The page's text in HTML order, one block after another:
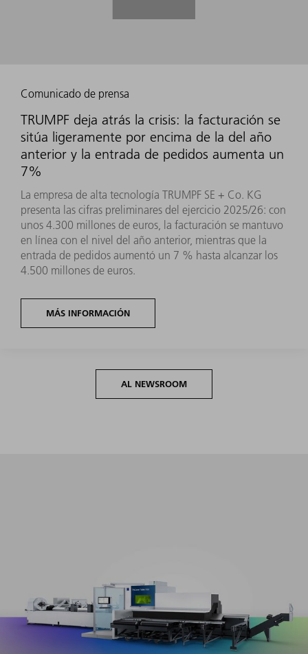
Comunicado de prensa
TRUMPF deja atrás la crisis: la facturación se
sitúa ligeramente por encima de la del año
anterior y la entrada de pedidos aumenta un
7%
La empresa de alta tecnología TRUMPF SE + Co. KG
presenta las cifras preliminares del ejercicio 2025/26: con
unos 4.300 millones de euros, la facturación se mantuvo
en línea con el nivel del año anterior, mientras que la
entrada de pedidos aumentó un 7 % hasta alcanzar los
4.500 millones de euros.
MÁS INFORMACIÓN
AL NEWSROOM